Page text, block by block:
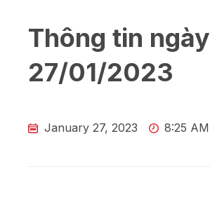
Thông tin ngày
27/01/2023
January 27, 2023 8:25 AM